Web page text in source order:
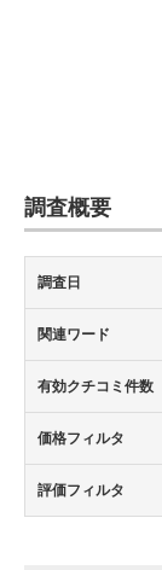
調査概要
調査日
関連ワード
有効クチコミ件数
価格フィルタ
評価フィルタ